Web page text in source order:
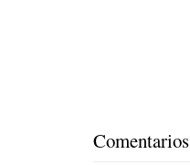
Comentarios